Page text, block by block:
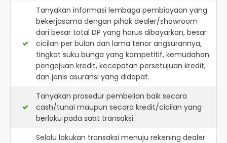
Tanyakan informasi lembaga pembiayaan yang
bekerjasama dengan pihak dealer/showroom
dari besar total DP yang harus dibayarkan, besar
cicilan per bulan dan lama tenor angsurannya,
tingkat suku bunga yang kompetitif, kemudahan
pengajuan kredit, kecepatan persetujuan kredit,
dan jenis asuransi yang didapat.
Tanyakan prosedur pembelian baik secara
cash/tunai maupun secara kredit/cicilan yang
berlaku pada saat transaksi.
Selalu lakukan transaksi menuju rekening dealer